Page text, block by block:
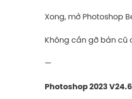
Xong, mở Photoshop
Không cần gỡ bản cũ
—
Photoshop 2023